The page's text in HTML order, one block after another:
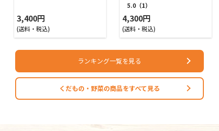
3,400円
(送料・税込)
5.0（1）
4,300円
(送料・税込)
ランキング一覧を見る
くだもの・野菜の商品をすべて見る